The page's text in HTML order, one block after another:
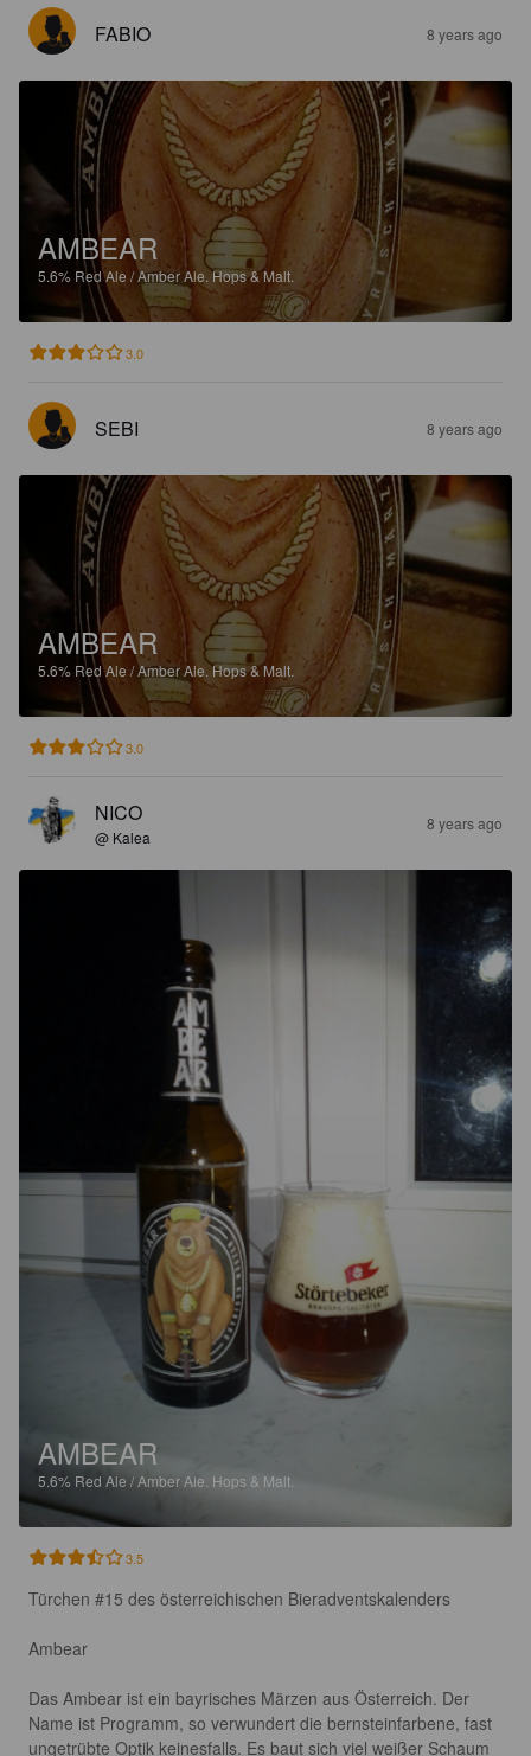
FABIO 8 years ago
AMBEAR
5.6% Red Ale / Amber Ale.Hops & Malt.
3.0
SEBI 8 years ago
AMBEAR
5.6% Red Ale / Amber Ale.Hops & Malt.
3.0
NICO
@ Kalea
8 years ago
AMBEAR
5.6% Red Ale / Amber Ale. Hops & Malt.
3.5
Türchen #15 des österreichischen Bieradventskalenders
Ambear
Das Ambear ist ein bayrisches Märzen aus Österreich. Der
Name ist Programm, so verwundert die bernsteinfarbene, fast
ungetrübte Optik keinesfalls. Es baut sich viel weißer Schaum